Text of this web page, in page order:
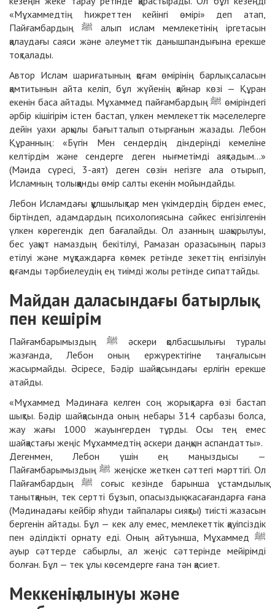
«Мұхаммедтің һижреттен кейінгі өмірі» деп атап,
Пайғамбардың ﷺ алып ислам мемлекетінің іргетасын
қалаудағы саяси және әлеуметтік данышпандығына ерекше
тоқталады.
Автор Ислам шариғатының қоғам өмірінің барлық саласын
қамтитынын айта келіп, бұл жүйенің қайнар көзі — Құран
екенін баса айтады. Мұхаммед пайғамбардың ﷺ өміріндегі
әрбір кішігірім істен бастап, үлкен мемлекеттік мәселелерге
дейін уахи арқылы бағытталып отырғанын жазады. Лебон
Құранның: «Бүгін Мен сендердің діндеріңді кемеліне
келтірдім және сендерге деген нығметімді аяқтадым...»
(Мәида сүресі, 3-аят) деген сөзін негізге ала отырып,
Исламның толыққанды өмір салты екенін мойындайды.
Лебон Исламдағы құлшылықтар мен үкімдердің бірден емес,
біртіндеп, адамдардың психологиясына сәйкес енгізілгенін
үлкен көрегендік деп бағалайды. Ол азанның шақырылуы,
бес уақыт намаздың бекітілуі, Рамазан оразасының парыз
етілуі және мұқтаждарға көмек ретінде зекеттің енгізілуін
қоғамды тәрбиелеудің ең тиімді жолы ретінде сипаттайды.
Майдан даласындағы батырлық
пен кешірім
Пайғамбарымыздың ﷺ әскери қолбасшылығы туралы
жазғанда, Лебон оның ержүректігіне таңғалысын
жасырмайды. Әсіресе, Бәдір шайқасындағы ерлігін ерекше
атайды.
«Мұхаммед Мәдинаға келген соң жорықтарға өзі бастап
шықты. Бәдір шайқасында оның небары 314 сарбазы болса,
жау жағы 1000 жауынгерден тұрды. Осы тең емес
шайқастағы жеңіс Мұхаммедтің әскери даңқын аспандатты».
Дегенмен, Лебон үшін ең маңыздысы —
Пайғамбарымыздың ﷺ жеңіске жеткен сәттегі мәрттігі. Ол
Пайғамбардың ﷺ соғыс кезінде барынша ұстамдылық
танытқанын, тек сертті бұзып, опасыздық жасағандарға ғана
(Мәдинадағы кейбір яһуди тайпалары сияқты) тиісті жазасын
бергенін айтады. Бұл — кек алу емес, мемлекеттік қауіпсіздік
пен әділдікті орнату еді. Оның айтуынша, Мұхаммед ﷺ
ауыр сәттерде сабырлы, ал жеңіс сәттерінде мейірімді
болған. Бұл — тек ұлы көсемдерге ғана тән қасиет.
Меккенің алынуы және